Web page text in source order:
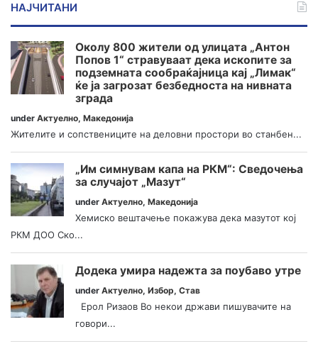
НАЈЧИТАНИ
Околу 800 жители од улицата „Антон
Попов 1“ стравуваат дека ископите за
подземната сообраќајница кај „Лимак“
ќе ја загрозат безбедноста на нивната
зграда
under Актуелно, Македонија
Жителите и сопствениците на деловни простори во станбен...
„Им симнувам капа на РКМ“: Сведочења
за случајот „Мазут“
under Актуелно, Македонија
Хемиско вештачење покажува дека мазутот кој
РКМ ДОО Ско...
Додека умира надежта за поубаво утре
under Актуелно, Избор, Став
Ерол Ризаов Во некои држави пишувачите на
говори...